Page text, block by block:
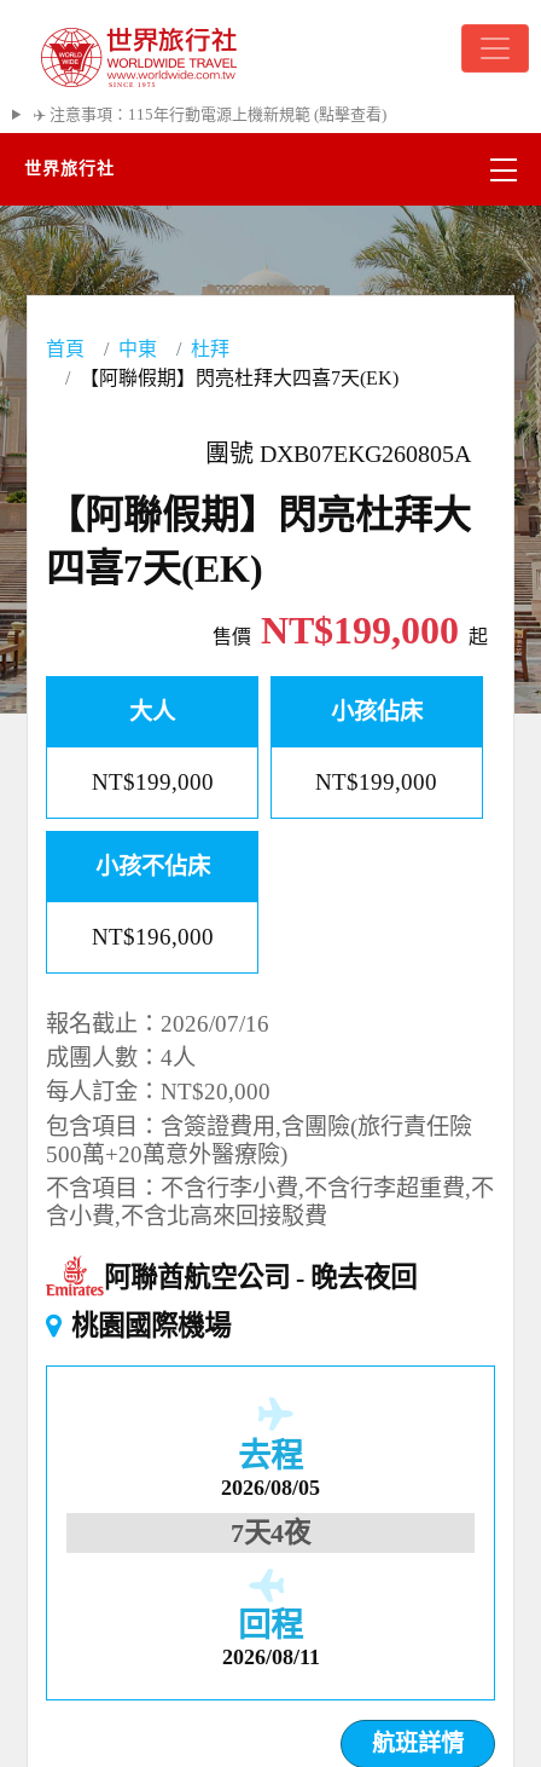
✈️ 注意事項：115年行動電源上機新規範 (點擊查看)
世界旅行社
精彩越南
熱門韓國
超夯日本
悠遊美加
遊輪河輪
世界臻旅
中東非洲
歐洲之旅
二人成行
首頁 中東
杜拜
【阿聯假期】閃亮杜拜大四喜7天(EK)
團號 DXB07EKG260805A
【阿聯假期】閃亮杜拜大
四喜7天(EK)
售價NT$199,000 起
大人
NT$199,000
小孩佔床
NT$199,000
小孩不佔床
NT$196,000
報名截止：2026/07/16
成團人數：4人
每人訂金：NT$20,000
包含項目：含簽證費用,含團險(旅行責任險
500萬+20萬意外醫療險)
不含項目：不含行李小費,不含行李超重費,不
含小費,不含北高來回接駁費
阿聯酋航空公司
晚去夜回
桃園國際機場
去程
2026/08/05
7天4夜
回程
2026/08/11
航班詳情